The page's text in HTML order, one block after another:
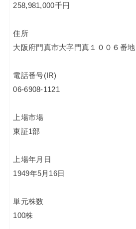
258,981,000千円
住所
大阪府門真市大字門真１００６番地
電話番号(IR)
06-6908-1121
上場市場
東証1部
上場年月日
1949年5月16日
単元株数
100株